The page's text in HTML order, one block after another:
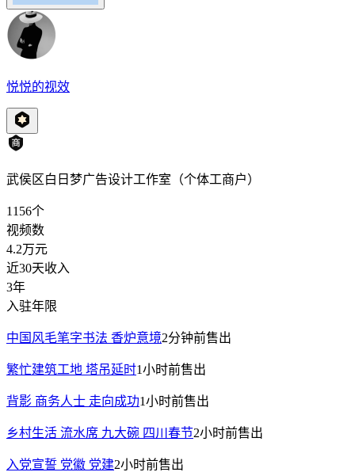
悦悦的视效
武侯区白日梦广告设计工作室（个体工商户）
1156个
视频数
4.2万元
近30天收入
3年
入驻年限
中国风毛笔字书法 香炉意境2分钟前售出
繁忙建筑工地 塔吊延时1小时前售出
背影 商务人士 走向成功1小时前售出
乡村生活 流水席 九大碗 四川春节2小时前售出
入党宣誓 党徽 党建2小时前售出